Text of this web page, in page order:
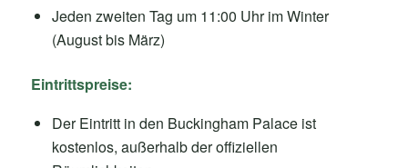
Jeden zweiten Tag um 11:00 Uhr im Winter
(August bis März)
Eintrittspreise:
Der Eintritt in den Buckingham Palace ist
kostenlos, außerhalb der offiziellen